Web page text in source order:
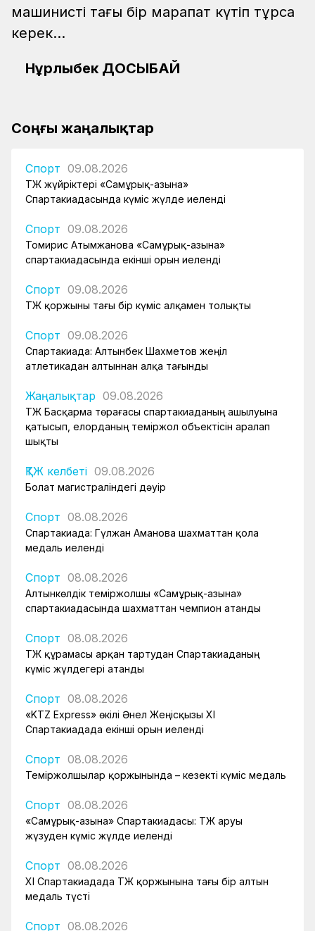
машинисті тағы бір марапат күтіп тұрса
керек...
Нұрлыбек ДОСЫБАЙ
Соңғы жаңалықтар
Спорт 09.08.2026
ҚТЖ жүйріктері «Самұрық-Қазына»
Спартакиадасында күміс жүлде иеленді
Спорт 09.08.2026
Томирис Атымжанова «Самұрық-Қазына»
спартакиадасында екінші орын иеленді
Спорт 09.08.2026
ҚТЖ қоржыны тағы бір күміс алқамен толықты
Спорт 09.08.2026
Спартакиада: Алтынбек Шахметов жеңіл
атлетикадан алтыннан алқа тағынды
Жаңалықтар 09.08.2026
ҚТЖ Басқарма төрағасы спартакиаданың ашылуына
қатысып, елорданың теміржол объектісін аралап
шықты
ҚТЖ келбеті 09.08.2026
Болат магистраліндегі дәуір
Спорт 08.08.2026
Спартакиада: Гүлжан Аманова шахматтан қола
медаль иеленді
Спорт 08.08.2026
Алтынкөлдік теміржолшы «Самұрық-Қазына»
спартакиадасында шахматтан чемпион атанды
Спорт 08.08.2026
ҚТЖ құрамасы арқан тартудан Спартакиаданың
күміс жүлдегері атанды
Спорт 08.08.2026
«KTZ Express» өкілі Әнел Жеңісқызы XI
Спартакиадада екінші орын иеленді
Спорт 08.08.2026
Теміржолшылар қоржынында – кезекті күміс медаль
Спорт 08.08.2026
«Самұрық-Қазына» Спартакиадасы: ҚТЖ аруы
жүзуден күміс жүлде иеленді
Спорт 08.08.2026
XI Спартакиадада ҚТЖ қоржынына тағы бір алтын
медаль түсті
Спорт 08.08.2026